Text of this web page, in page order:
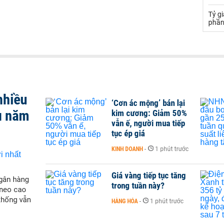
Tỷ
năm
hàng
cao
vẫn
‘Cơn ác mộng’ bán lại
kim cương: Giảm 50%
vẫn ế, người mua tiếp
tục ép giá
KINH DOANH - 1 phút trước
Giá vàng tiếp tục tăng
trong tuần này?
HÀNG HÓA - 1 phút trước